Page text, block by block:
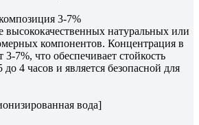
3-7%
высококачественных натуральных или
компонентов. Концентрация в
3-7%, что обеспечивает стойкость
4 часов и является безопасной для
вода]